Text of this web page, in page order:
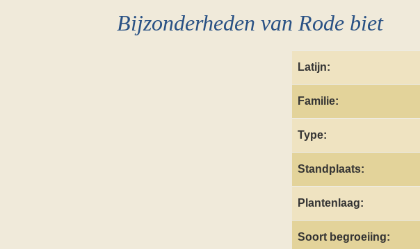
Bijzonderheden van Rode biet
Latijn:
Familie:
Type:
Standplaats:
Plantenlaag:
Soort begroeiing: